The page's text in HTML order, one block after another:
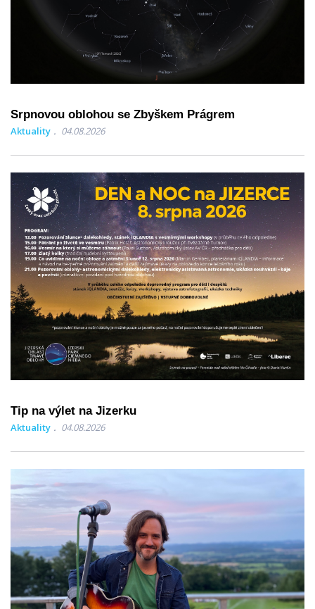
Srpnovou oblohou se Zbyškem Prágrem
Aktuality 04.08.2026
Tip na výlet na Jizerku
Aktuality 04.08.2026